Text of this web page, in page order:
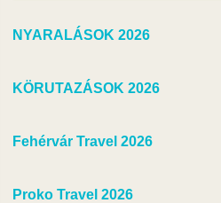
NYARALÁSOK 2026
KÖRUTAZÁSOK 2026
Fehérvár Travel 2026
Proko Travel 2026